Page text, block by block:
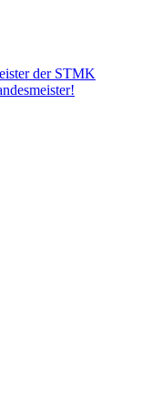
der STMK